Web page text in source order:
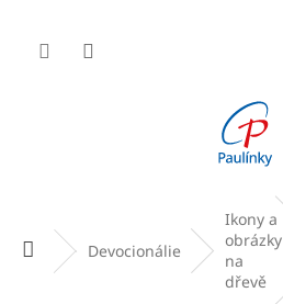
obsah
Domů Devocionálie
Ikony a
obrázky
na
dřevě